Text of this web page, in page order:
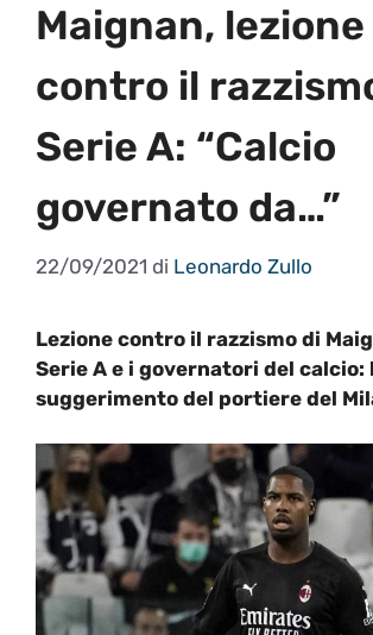
Maignan, lezione
contro il
Serie A: “Calcio
governato da…”
22/09/2021 di Leonardo Zullo
Lezione contro il razzismo di
Serie A e i governatori del calcio:
suggerimento del portiere del